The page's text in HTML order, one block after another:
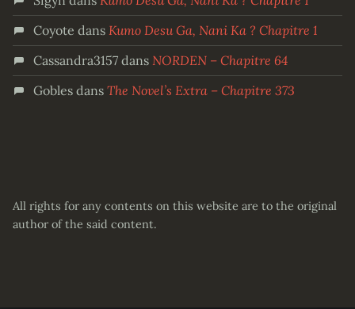
Coyote dans Kumo Desu Ga, Nani Ka ? Chapitre 1
Cassandra3157dans NORDEN – Chapitre 64
Goblesdans The Novel’s Extra – Chapitre 373
All rights for any contents on this website are to the original
author of the said content.